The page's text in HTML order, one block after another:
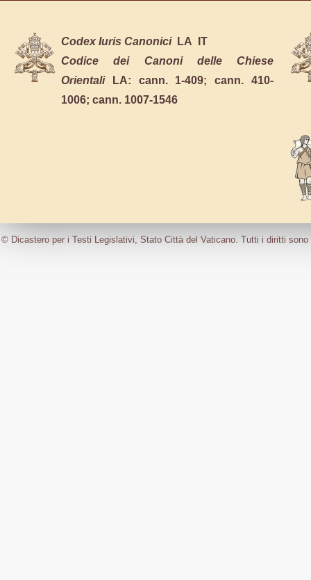
10.08.2026
Yemen, nuova escalation degli Houthi:
nell'attacco a Mokha
10.08.2026
Stretta della Germania sui migranti,
per quelli arrivati da Italia e Grecia
Ebola in RD Congo, allarme Unicef: 743
confermati fra i bambini e 330 decessi
Il Papa: la guerra genera altra guerra,
Codex Iuris CanoniciLA
IT
Codice dei Canoni delle Chiese
OrientaliLA: cann. 1-409;cann. 410-
1006; cann. 1007-1546
© Dicastero per i Testi Legislativi, Stato Città del Vaticano. Tutti i diritti sono